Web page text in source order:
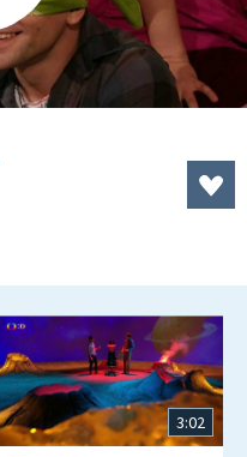
3:02